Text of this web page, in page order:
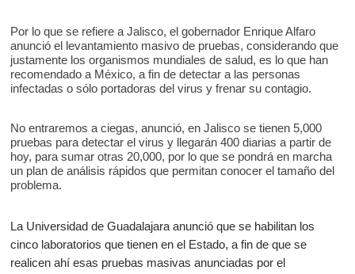
Por lo que se refiere a Jalisco, el gobernador Enrique Alfaro
anunció el levantamiento masivo de pruebas, considerando que
justamente los organismos mundiales de salud, es lo que han
recomendado a México, a fin de detectar a las personas
infectadas o sólo portadoras del virus y frenar su contagio.
No entraremos a ciegas, anunció, en Jalisco se tienen 5,000
pruebas para detectar el virus y llegarán 400 diarias a partir de
hoy, para sumar otras 20,000, por lo que se pondrá en marcha
un plan de análisis rápidos que permitan conocer el tamaño del
problema.
La Universidad de Guadalajara anunció que se habilitan los
cinco laboratorios que tienen en el Estado, a fin de que se
realicen ahí esas pruebas masivas anunciadas por el